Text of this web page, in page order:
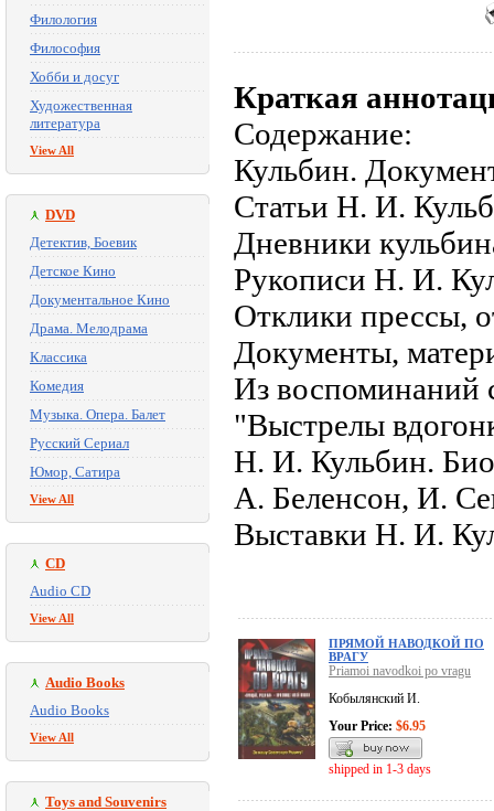
Филология
Философия
Хобби и досуг
Художественная
литература
View All
DVD
Детектив, Боевик
Детское Кино
Документальное Кино
Драма. Мелодрама
Классика
Комедия
Музыка. Опера. Балет
Русский Сериал
Юмор, Сатира
View All
CD
Audio CD
View All
Audio Books
Audio Books
View All
Toys and Souvenirs
Краткая
Содержание:
Кульбин.
Статьи Н. И.
Дневники
Рукописи Н. И.
Отклики прессы,
Документы,
Из воспоминаний
"Выстрелы
Н. И. Кульбин.
А. Беленсон, И.
Выставки Н. И.
ПРЯМОЙ НАВОДКОЙ ПО
ВРАГУ
Priamoi navodkoi po vragu
Кобылянский И.
Your Price: $6.95
shipped in 1-3 days